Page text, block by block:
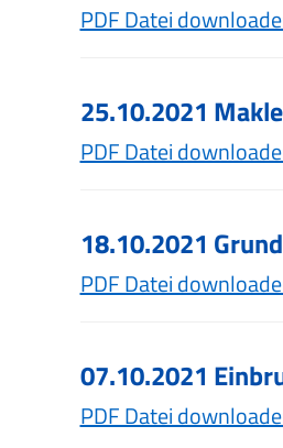
PDF Datei
25.10.2021
PDF Datei
18.10.2021
PDF Datei
07.10.2021
PDF Datei